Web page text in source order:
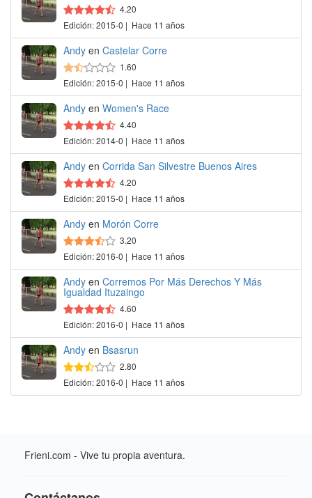
4.20
Edición: 2015-0 | Hace 11 años
Andy en Castelar Corre
1.60
Edición: 2015-0 | Hace 11 años
Andy en Women's Race
4.40
Edición: 2014-0 | Hace 11 años
Andy en Corrida San Silvestre Buenos Aires
4.20
Edición: 2015-0 | Hace 11 años
Andy en Morón Corre
3.20
Edición: 2016-0 | Hace 11 años
Andy en Corremos Por Más Derechos Y Más
Igualdad Ituzaingo
4.60
Edición: 2016-0 | Hace 11 años
Andy en Bsasrun
2.80
Edición: 2016-0 | Hace 11 años
Frieni.com - Vive tu propia aventura.